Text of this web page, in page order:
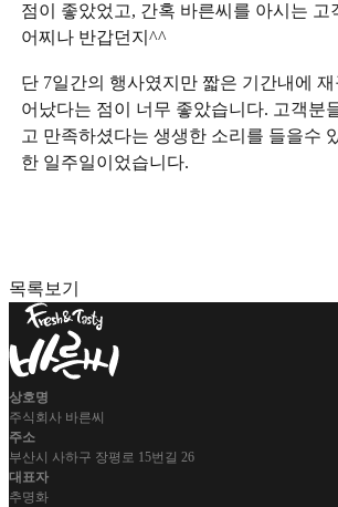
점이 좋았었고, 간혹 바른씨를 아시는 고
어찌나 반갑던지^^
단 7일간의 행사였지만 짧은 기간내에
어났다는 점이 너무 좋았습니다. 고객분
고 만족하셨다는 생생한 소리를 들을수
한 일주일이었습니다.
목록보기
상호명
주식회사 바른씨
주소
부산시 사하구 장평로 15번길 26
대표자
추명화